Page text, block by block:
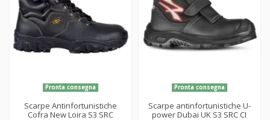
Pronta consegna
Scarpe Antinfortunistiche
Cofra New Loira S3 SRC
Pronta consegna
Scarpe antinfortunistiche U-
power Dubai UK S3 SRC CI